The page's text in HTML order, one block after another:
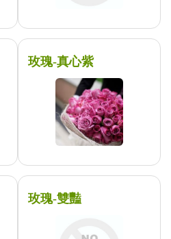
玫瑰-真心紫
玫瑰-雙豔